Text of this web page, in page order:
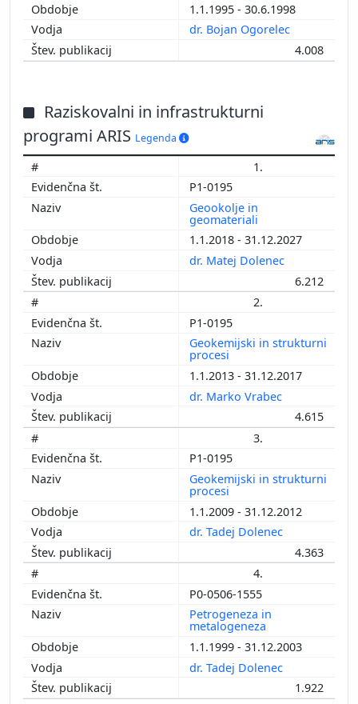
1.1.1995 - 30.6.1998
dr. Bojan Ogorelec
4.008
Raziskovalni in infrastrukturni
programi ARIS Legenda
1.
P1-0195
Geookolje in
geomateriali
1.1.2018 - 31.12.2027
dr. Matej Dolenec
6.212
2.
P1-0195
Geokemijski in strukturni
procesi
1.1.2013 - 31.12.2017
dr. Marko Vrabec
4.615
3.
P1-0195
Geokemijski in strukturni
procesi
1.1.2009 - 31.12.2012
dr. Tadej Dolenec
4.363
4.
P0-0506-1555
Petrogeneza in
metalogeneza
1.1.1999 - 31.12.2003
dr. Tadej Dolenec
1.922